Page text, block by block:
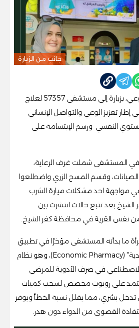
جانب من الزيارة
قام اتحاد المرأة بحزب الوعي، بزيارة إلى مستشفى 57357 لعلاج
تعزيز الوعي والتواصل الإنساني
النفسي ورسم الإبتسامة على
في المستشفى شملت غرف الرعاية،
وقسم المسح الزري واضطلعوا
مواجهة احد مشكلات ميارة الشرب
بعد تتبع حالات انتشرت بين
نفس القرية في محافظة كفر الشيخ.
ما بدأته المستشفى مؤخرًا في تطبيق
نظام "الصيدلية الاقتصادية" (Economic Pharmacy)، وهو نظام
في صرف الأدوية للمرضى
يعتمد على روبوت مخصص لسحب كميات
بشري، مما يقلل نسبة الخطأ ويوفر
القصوى من الدواء دون هدر.